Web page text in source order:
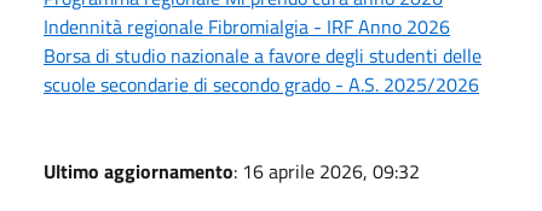
Indennità regionale Fibromialgia - IRF Anno 2026
Borsa di studio nazionale a favore degli studenti delle
scuole secondarie di secondo grado - A.S. 2025/2026
Ultimo aggiornamento: 16 aprile 2026, 09:32